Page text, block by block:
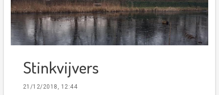
Stinkvijvers
21/12/2018, 12:44